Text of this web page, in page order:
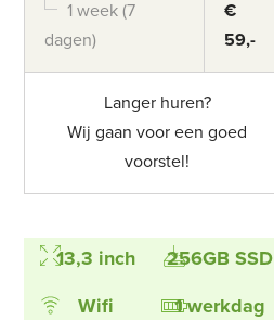
1 week (7
dagen)
€
59,-
Langer huren?
Wij gaan voor een goed
voorstel!
13,3 inch
256GB SSD
Wifi
1 werkdag